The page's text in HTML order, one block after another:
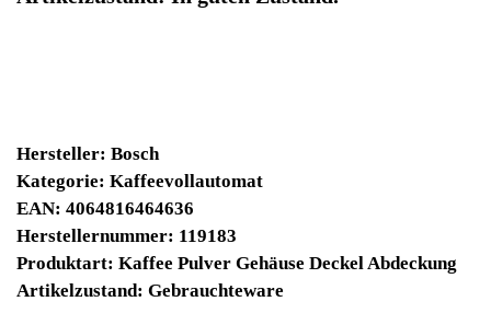
Winpoints JACKPOT liegt bei:
Jetzt kaufen
Ab 10€ Warenwert ist die Lieferung